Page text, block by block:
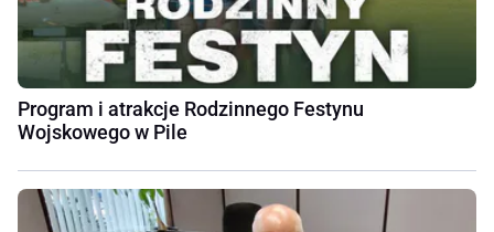
Program i atrakcje Rodzinnego Festynu
Wojskowego w Pile